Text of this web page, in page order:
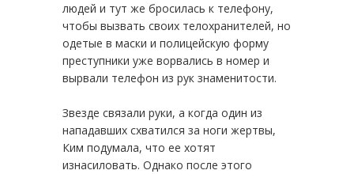
людей и тут же бросилась к телефону,
чтобы вызвать своих телохранителей, но
одетые в маски и полицейскую форму
преступники уже ворвались в номер и
вырвали телефон из рук знаменитости.
Звезде связали руки, а когда один из
нападавших схватился за ноги жертвы,
Ким подумала, что ее хотят
изнасиловать. Однако после этого